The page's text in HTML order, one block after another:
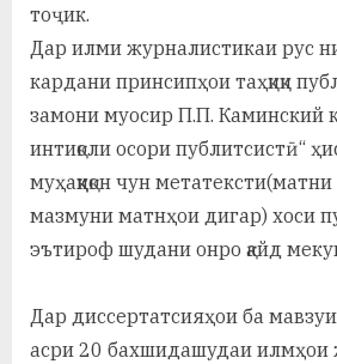
тоҷик.
Дар илми журналистикаи рус
кардани принсипҳои таҳқиқи
замони муосир П.П. Каминский
интиқоли осори публитсистӣ“
муҳаққиқон чун
мазмуни матнҳои дигар) хоси
эътироф шудани онро қайд
Дар диссертатсияҳои ба
асри 20 бахшидашудаи илмҳои